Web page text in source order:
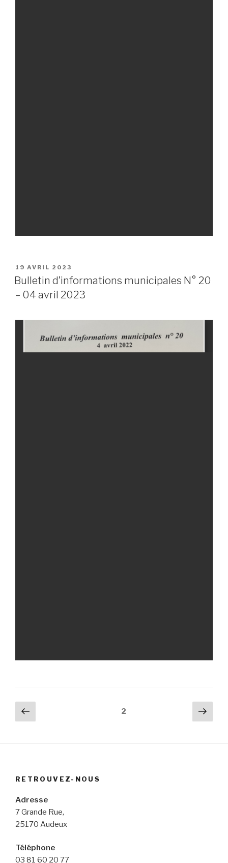
PUBLIÉ
LE
19 AVRIL 2023
Bulletin d’informations municipales N° 20
– 04 avril 2023
Navigation
des
Page
précédente
2
RETROUVEZ-NOUS
Adresse
7 Grande Rue,
25170 Audeux
Téléphone
03 81 60 20 77